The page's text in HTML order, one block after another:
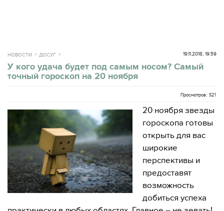
НОВОСТИ ДОСУГ 19.11.2018, 19:59
У кого удача будет под самым носом? Самый
точный гороскоп на 20 ноября
Просмотров: 521
20 ноября звезды
гороскопа готовы
открыть для вас
широкие
перспективы и
предоставят
возможность
добиться успеха